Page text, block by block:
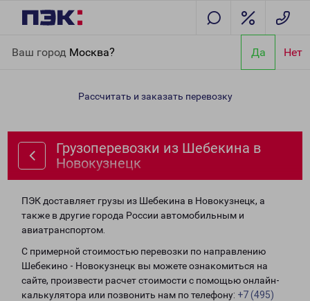
Ваш город Москва? Да Нет
Новокузнецк
Рассчитать и заказать перевозку
Грузоперевозки из Шебекина в
Новокузнецк
ПЭК доставляет грузы из Шебекина в Новокузнецк, а
также в другие города России автомобильным и
авиатранспортом.
С примерной стоимостью перевозки по направлению
Шебекино - Новокузнецк вы можете ознакомиться на
сайте, произвести расчет стоимости с помощью онлайн-
калькулятора или позвонить нам по телефону: +7 (495)